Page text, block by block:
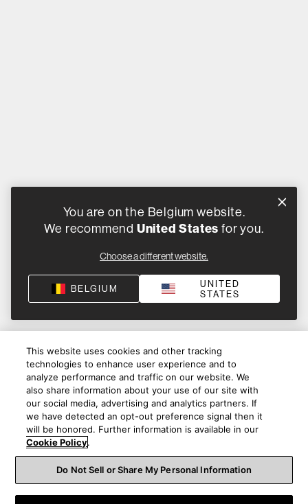
You are on the Belgium website.
We recommend United States for you.
Choose a different website.
BELGIUM
UNITED
STATES
This website uses cookies and other tracking
technologies to enhance user experience and to
analyze performance and traffic on our website. We
also share information about your use of our site with
our social media, advertising and analytics partners. If
we have detected an opt-out preference signal then it
will be honored. Further information is available in our
Cookie Policy.
Do Not Sell or Share My Personal Information